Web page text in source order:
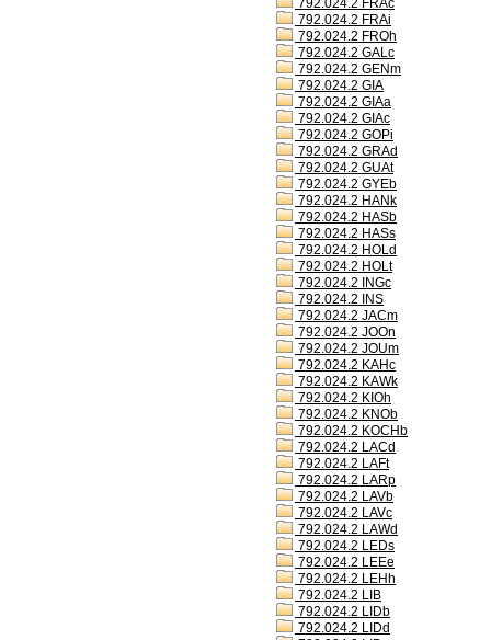
792.024.2 FRAc
792.024.2 FRAi
792.024.2 FROh
792.024.2 GALc
792.024.2 GENm
792.024.2 GIA
792.024.2 GIAa
792.024.2 GIAc
792.024.2 GOPi
792.024.2 GRAd
792.024.2 GUAt
792.024.2 GYEb
792.024.2 HANk
792.024.2 HASb
792.024.2 HASs
792.024.2 HOLd
792.024.2 HOLt
792.024.2 INGc
792.024.2 INS
792.024.2 JACm
792.024.2 JOOn
792.024.2 JOUm
792.024.2 KAHc
792.024.2 KAWk
792.024.2 KIOh
792.024.2 KNOb
792.024.2 KOCHb
792.024.2 LACd
792.024.2 LAFt
792.024.2 LARp
792.024.2 LAVb
792.024.2 LAVc
792.024.2 LAWd
792.024.2 LEDs
792.024.2 LEEe
792.024.2 LEHh
792.024.2 LIB
792.024.2 LIDb
792.024.2 LIDd